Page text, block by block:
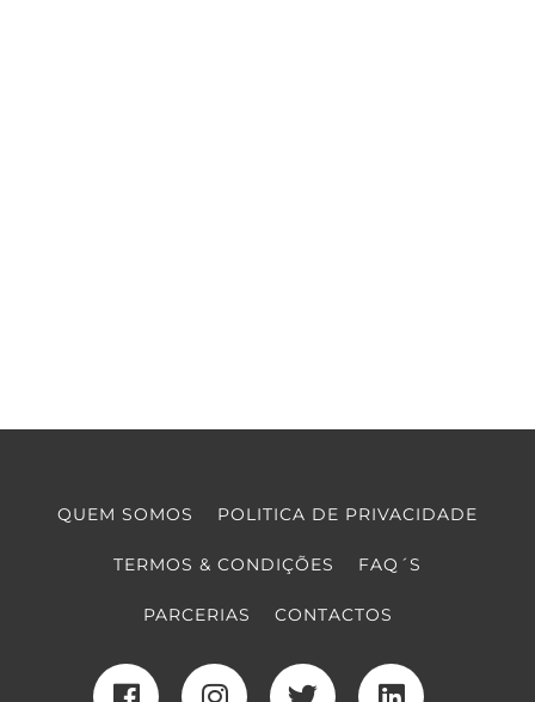
QUEM SOMOS POLITICA DE PRIVACIDADE
TERMOS & CONDIÇÕES FAQ´S
PARCERIAS CONTACTOS